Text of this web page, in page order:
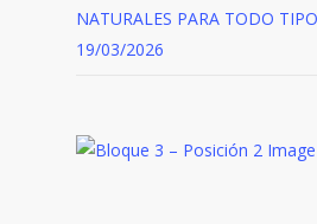
NATURALES PARA TODO
19/03/2026